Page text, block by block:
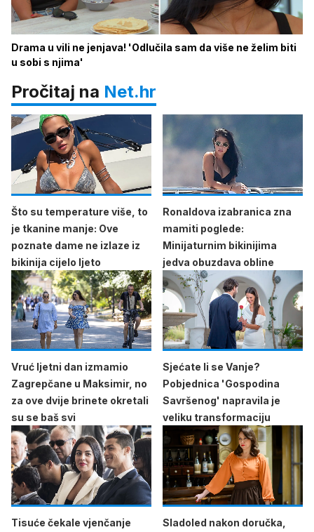
Drama u vili ne jenjava! 'Odlučila sam da više ne želim biti
u sobi s njima'
Pročitaj na Net.hr
Što su temperature više, to
je tkanine manje: Ove
poznate dame ne izlaze iz
bikinija cijelo ljeto
Ronaldova izabranica zna
mamiti poglede:
Minijaturnim bikinijima
jedva obuzdava obline
Vruć ljetni dan izmamio
Zagrepčane u Maksimir, no
za ove dvije brinete okretali
su se baš svi
Sjećate li se Vanje?
Pobjednica 'Gospodina
Savršenog' napravila je
veliku transformaciju
Tisuće čekale vjenčanje
Sladoled nakon doručka,